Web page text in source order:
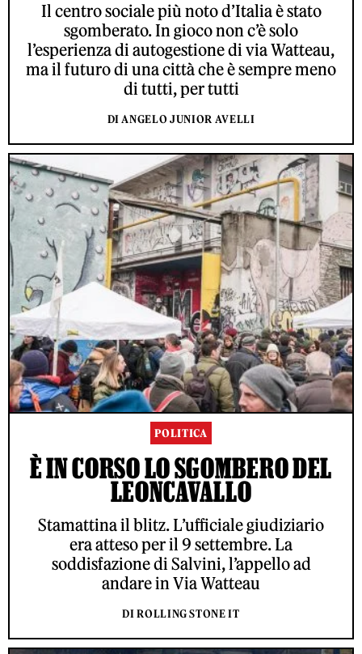
Il centro sociale più noto d’Italia è stato
sgomberato. In gioco non c’è solo
l’esperienza di autogestione di via Watteau,
ma il futuro di una città che è sempre meno
di tutti, per tutti
DI ANGELO JUNIOR AVELLI
POLITICA
È IN CORSO LO SGOMBERO DEL
LEONCAVALLO
Stamattina il blitz. L’ufficiale giudiziario
era atteso per il 9 settembre. La
soddisfazione di Salvini, l’appello ad
andare in Via Watteau
DI ROLLING STONE IT